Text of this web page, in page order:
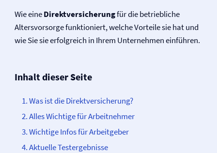
Wie eineDirekt­versicherungfür die betriebliche
Altersvorsorge funktioniert, welche Vorteile sie hat und
wie Sie sie erfolgreich in Ihrem Unternehmen einführen.
Inhalt dieser Seite
Was ist die Direkt­­versicherung?
Alles Wichtige für Arbeitnehmer
Wichtige Infos für Arbeitgeber
Aktuelle Testergebnisse